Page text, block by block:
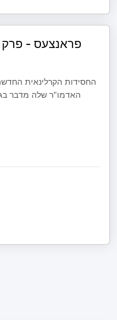
החסידות הקרלינאית
האדמו"ר שלה מדבר